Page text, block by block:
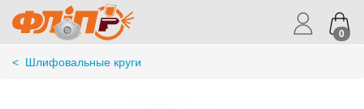
0
< Шлифовальные круги